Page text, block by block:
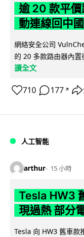
逾 20 款平
動連線回中
網絡安全公司
的 20 多款路由器內
讀全文
710 177 ↗
人工智能
arthur 15 小時
Tesla HW3
現過熱 部分
Tesla 向 HW3 舊車款